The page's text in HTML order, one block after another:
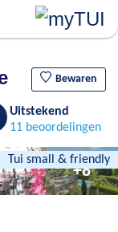
Bewaren
Tui small & friendly
Uitstekend
11 beoordelingen
+8